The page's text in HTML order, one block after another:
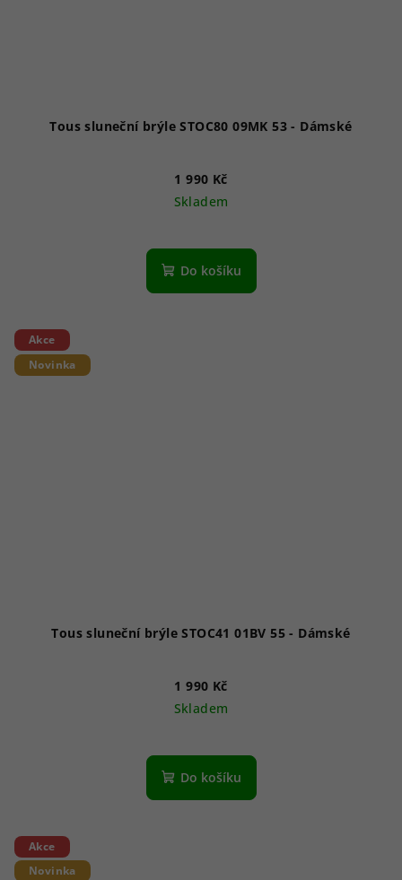
Tous sluneční brýle STOC80 09MK 53 - Dámské
1 990 Kč
Skladem
Do košíku
Akce
Novinka
Tous sluneční brýle STOC41 01BV 55 - Dámské
1 990 Kč
Skladem
Do košíku
Akce
Novinka